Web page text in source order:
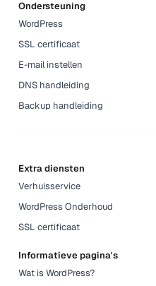
Ondersteuning
WordPress
SSL certificaat
E-mail instellen
DNS handleiding
Backup handleiding
Extra diensten
Verhuisservice
WordPress Onderhoud
SSL certificaat
Informatieve pagina's
Wat is WordPress?